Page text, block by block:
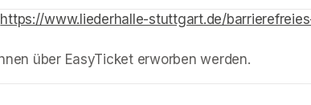
https://www.liederhalle-stuttgart.de/
über EasyTicket erworben werden.